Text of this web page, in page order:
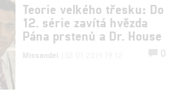
Teorie velkého třesku: Do
12. série zavítá hvězda
Pána prstenů a Dr. House
Missandei 0